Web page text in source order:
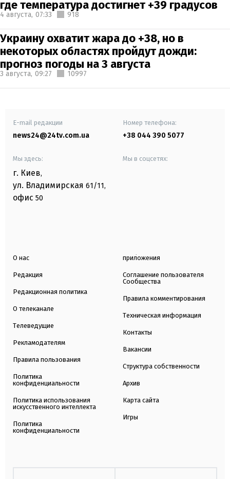
где температура достигнет +39 градусов
4 августа, 07:33 918
Украину охватит жара до +38, но в
некоторых областях пройдут дожди:
прогноз погоды на 3 августа
3 августа, 09:27 10997
E-mail редакции
news24@24tv.com.ua
Номер телефона:
+38 044 390 5077
Мы здесь:
г. Киев,
ул. Владимирская 61/11,
офис 50
Мы в соцсетях:
О нас
Редакция
Редакционная политика
О телеканале
Телеведущие
Рекламодателям
Правила пользования
Политика
конфиденциальности
Политика использования
искусственного интеллекта
Политика
конфиденциальности
приложения
Соглашение пользователя
Сообщества
Правила комментирования
Техническая информация
Контакты
Вакансии
Структура собственности
Архив
Карта сайта
Игры